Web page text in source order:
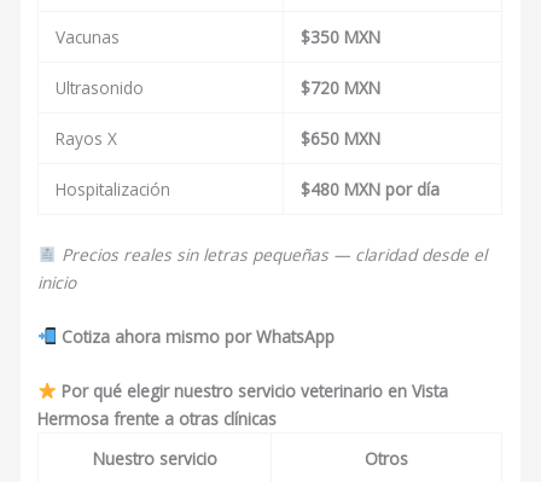
Vacunas $350 MXN
Ultrasonido $720 MXN
Rayos X $650 MXN
Hospitalización $480 MXN por día
Precios reales sin letras pequeñas — claridad desde el
inicio
Cotiza ahora mismo por WhatsApp
Por qué elegir nuestro servicio veterinario en Vista
Hermosa frente a otras clínicas
Nuestro servicio
Otros